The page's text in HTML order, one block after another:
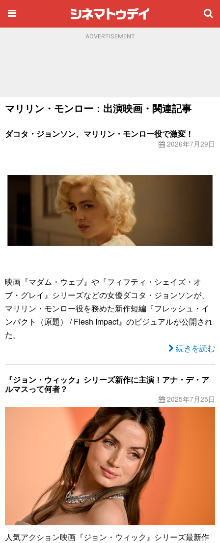
ADVERTISEMENT
マリリン・モンロー：出演映画・関連記事
ダコタ・ジョンソン、マリリン・モンロー役で激変！
2026年7月29日
映画『マダム・ウェブ』や『フィフティ・シェイズ・オ
ブ・グレイ』シリーズなどの女優ダコタ・ジョンソンが、
マリリン・モンロー役を務めた新作短編『フレッシュ・イ
ンパクト（原題） / Flesh Impact』のビジュアルが公開され
た。
続きを読む
『ジョン・ウィック』シリーズ新作に主演！アナ・デ・ア
ルマスって何者？
2025年7月25日
人気アクション映画『ジョン・ウィック』シリーズ最新作